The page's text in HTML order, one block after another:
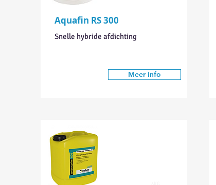
Aquafin RS 300
Snelle hybride afdichting
Meer info